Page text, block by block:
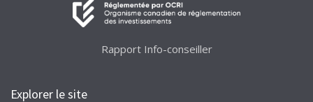
Rapport Info-conseiller
Explorer le site